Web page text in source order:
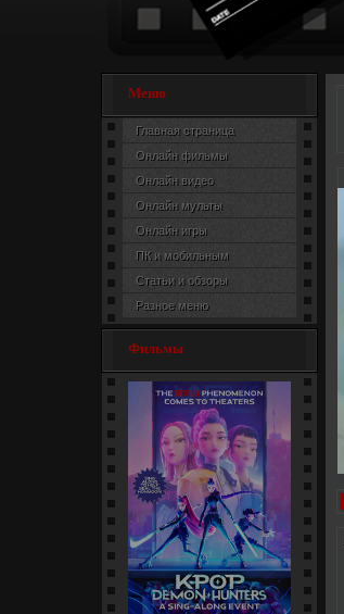
Меню
Главная страница
Онлайн фильмы
Онлайн видео
Онлайн мульты
Онлайн игры
ПК и мобильным
Статьи и обзоры
Разное меню
Фильмы